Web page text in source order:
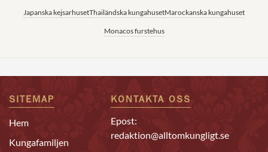
Japanska kejsarhusetThailändska kungahusetMarockanska kungahuset
Monacos furstehus
SITEMAP
Hem
Kungafamiljen
KONTAKTA OSS
Epost:
redaktion@alltomkungligt.se